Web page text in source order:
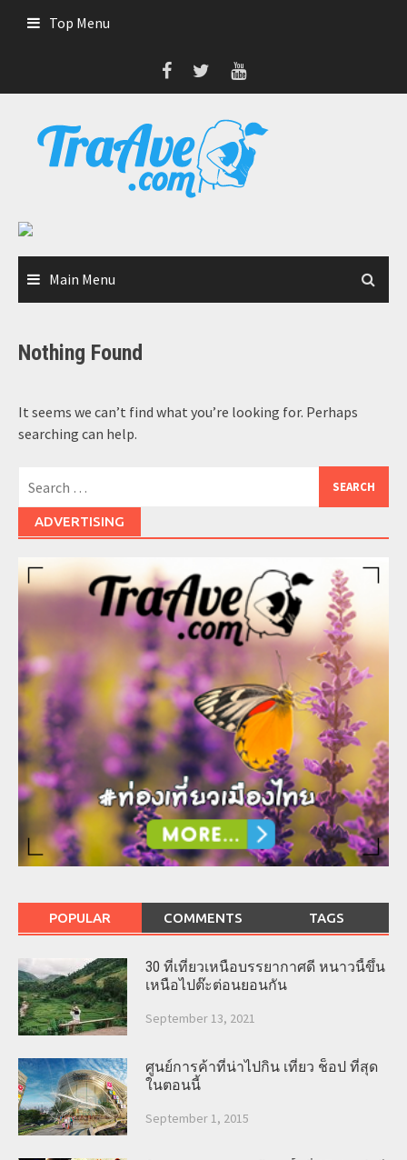
Top Menu
Main Menu
Nothing Found
It seems we can’t find what you’re looking for. Perhaps
searching can help.
ADVERTISING
POPULAR COMMENTS TAGS
30 ที่เที่ยวเหนือบรรยากาศดี หนาวนี้ขึ้น
เหนือไปต๊ะต่อนยอนกัน
September 13, 2021
ศูนย์การค้าที่น่าไปกิน เที่ยว ช็อป ที่สุด
ในตอนนี้
September 1, 2015